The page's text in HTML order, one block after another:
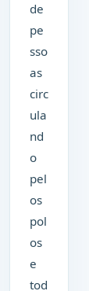
de
pe
sso
as
circ
ula
nd
o
pel
os
pol
os
e
tod